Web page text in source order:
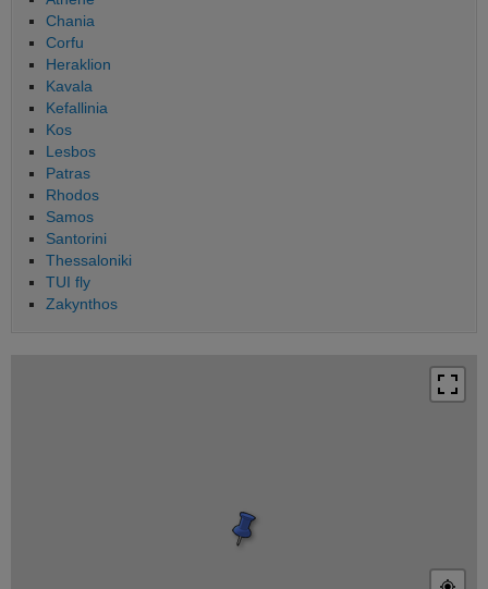
Chania
Corfu
Heraklion
Kavala
Kefallinia
Kos
Lesbos
Patras
Rhodos
Samos
Santorini
Thessaloniki
TUI fly
Zakynthos